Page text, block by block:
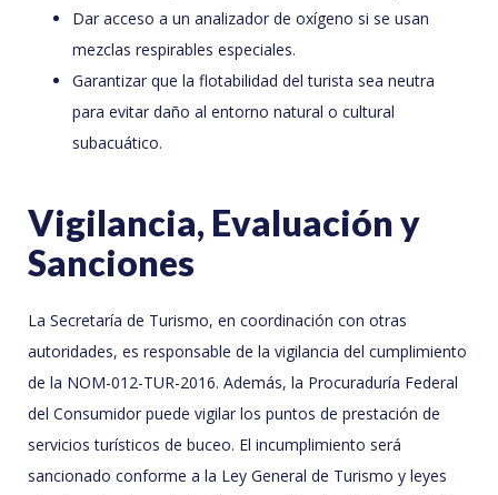
Dar acceso a un analizador de oxígeno si se usan
mezclas respirables especiales.
Garantizar que la flotabilidad del turista sea neutra
para evitar daño al entorno natural o cultural
subacuático.
Vigilancia, Evaluación y
Sanciones
La Secretaría de Turismo, en coordinación con otras
autoridades, es responsable de la vigilancia del cumplimiento
de la NOM-012-TUR-2016. Además, la Procuraduría Federal
del Consumidor puede vigilar los puntos de prestación de
servicios turísticos de buceo. El incumplimiento será
sancionado conforme a la Ley General de Turismo y leyes